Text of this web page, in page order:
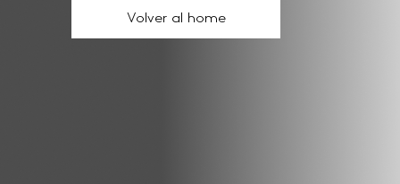
Volver al home